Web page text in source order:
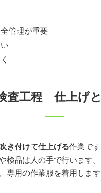
管理が重要
査工程 仕上げ
き付けて仕上げる作業で
検品は人の手で行います
専用の作業服を着用します